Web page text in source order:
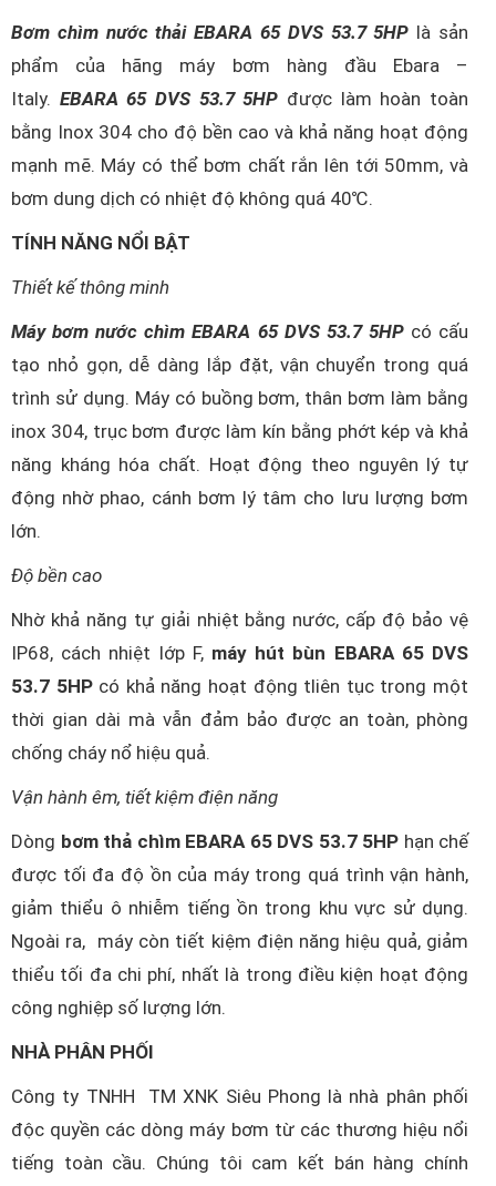
Bơm chìm nước thải EBARA 65 DVS 53.7 5HP là sản
phẩm của hãng máy bơm hàng đầu Ebara –
Italy. EBARA 65 DVS 53.7 5HP được làm hoàn toàn
bằng Inox 304 cho độ bền cao và khả năng hoạt động
mạnh mẽ. Máy có thể bơm chất rắn lên tới 50mm, và
bơm dung dịch có nhiệt độ không quá 40℃.
TÍNH NĂNG NỔI BẬT
Thiết kế thông minh
Máy bơm nước chìm EBARA 65 DVS 53.7 5HPcó cấu
tạo nhỏ gọn, dễ dàng lắp đặt, vận chuyển trong quá
trình sử dụng. Máy có buồng bơm, thân bơm làm bằng
inox 304, trục bơm được làm kín bằng phớt kép và khả
năng kháng hóa chất. Hoạt động theo nguyên lý tự
động nhờ phao, cánh bơm lý tâm cho lưu lượng bơm
lớn.
Độ bền cao
Nhờ khả năng tự giải nhiệt bằng nước, cấp độ bảo vệ
IP68, cách nhiệt lớp F, máy hút bùn EBARA 65 DVS
53.7 5HPcó khả năng hoạt động tliên tục trong một
thời gian dài mà vẫn đảm bảo được an toàn, phòng
chống cháy nổ hiệu quả.
Vận hành êm, tiết kiệm điện năng
Dòng bơm thả chìm EBARA 65 DVS 53.7 5HP hạn chế
được tối đa độ ồn của máy trong quá trình vận hành,
giảm thiểu ô nhiễm tiếng ồn trong khu vực sử dụng.
Ngoài ra, máy còn tiết kiệm điện năng hiệu quả, giảm
thiểu tối đa chi phí, nhất là trong điều kiện hoạt động
công nghiệp số lượng lớn.
NHÀ PHÂN PHỐI
Công ty TNHH TM XNK Siêu Phong là nhà phân phối
độc quyền các dòng máy bơm từ các thương hiệu nổi
tiếng toàn cầu. Chúng tôi cam kết bán hàng chính